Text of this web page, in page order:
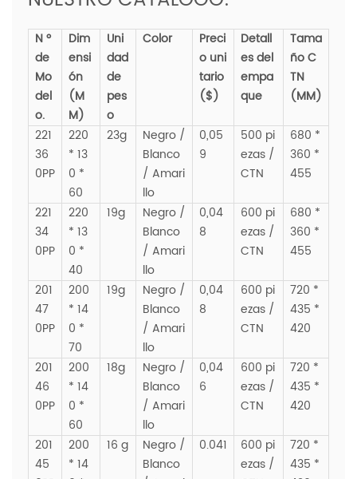
N º
de
Mo
del
o.
Dim
ensi
ón
(M
M)
Uni
dad
de
pes
o
Color
Preci
o uni
tario
($)
Detall
es del
empa
que
Tama
ño C
TN
(MM)
221
36
0PP
220
* 13
0 *
60
23g
Negro /
Blanco
/ Amari
llo
0,05
9
500 pi
ezas /
CTN
680 *
360 *
455
221
34
0PP
220
* 13
0 *
40
19g
Negro /
Blanco
/ Amari
llo
0,04
8
600 pi
ezas /
CTN
680 *
360 *
455
201
47
0PP
200
* 14
0 *
70
19g
Negro /
Blanco
/ Amari
llo
0,04
8
600 pi
ezas /
CTN
720 *
435 *
420
201
46
0PP
200
* 14
0 *
60
18g
Negro /
Blanco
/ Amari
llo
0,04
6
600 pi
ezas /
CTN
720 *
435 *
420
201
45
200
* 14
16 g
Negro /
Blanco
0.041
600 pi
ezas /
720 *
435 *